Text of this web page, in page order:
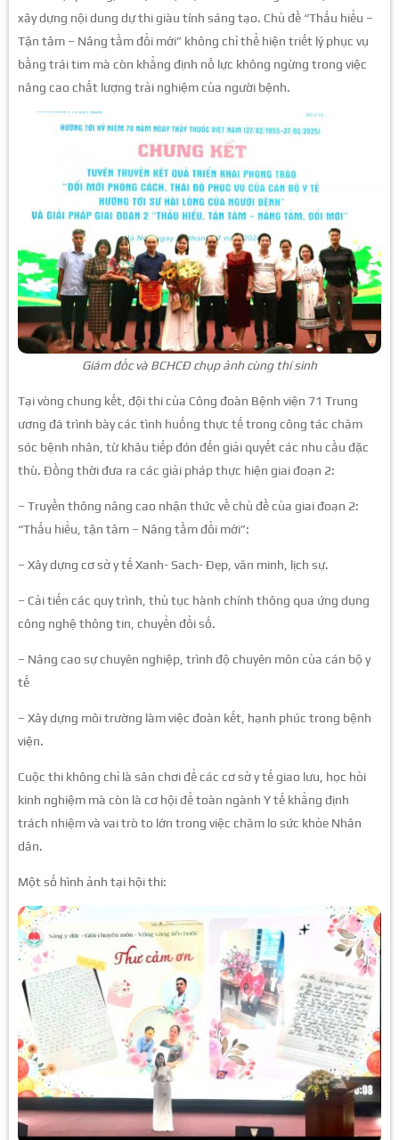
xây dựng nội dung dự thi giàu tính sáng tạo. Chủ đề “Thấu hiểu –
Tận tâm – Nâng tầm đổi mới” không chỉ thể hiện triết lý phục vụ
bằng trái tim mà còn khẳng định nỗ lực không ngừng trong việc
nâng cao chất lượng trải nghiệm của người bệnh.
Giám đốc và BCHCĐ chụp ảnh cùng thí sinh
Tại vòng chung kết, đội thi của Công đoàn Bệnh viện 71 Trung
ương đã trình bày các tình huống thực tế trong công tác chăm
sóc bệnh nhân, từ khâu tiếp đón đến giải quyết các nhu cầu đặc
thù. Đồng thời đưa ra các giải pháp thực hiện giai đoạn 2:
– Truyền thông nâng cao nhận thức về chủ đề của giai đoạn 2:
“Thấu hiểu, tận tâm – Nâng tầm đổi mới”:
– Xây dựng cơ sở y tế Xanh- Sach- Đẹp, văn minh, lịch sự.
– Cải tiến các quy trình, thủ tục hành chính thông qua ứng dụng
công nghệ thông tin, chuyển đổi số.
– Nâng cao sự chuyên nghiệp, trình độ chuyên môn của cán bộ y
tế
– Xây dựng môi trường làm việc đoàn kết, hạnh phúc trong bệnh
viện.
Cuộc thi không chỉ là sân chơi để các cơ sở y tế giao lưu, học hỏi
kinh nghiệm mà còn là cơ hội để toàn ngành Y tế khẳng định
trách nhiệm và vai trò to lớn trong việc chăm lo sức khỏe Nhân
dân.
Một số hình ảnh tại hội thi: